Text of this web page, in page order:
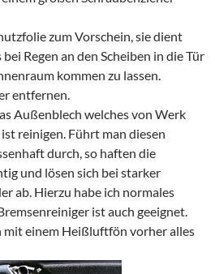
zum Vorschein, sie dient
Regen an den Scheiben in die Tür
kommen zu lassen.
entfernen.
Außenblech welches von Werk
reinigen. Führt man diesen
durch, so haften die
und lösen sich bei starker
ab. Hierzu habe ich normales
ist auch geeignet.
mit einem Heißluftfön vorher alles